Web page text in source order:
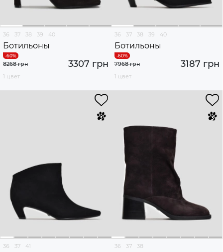
36 37 38 39 40
Ботильоны
3307 грн
8268 грн
1 цвет
36 37 38 39 40
Ботильоны
3187 грн
7968 грн
1 цвет
36 37 41 36 37 38